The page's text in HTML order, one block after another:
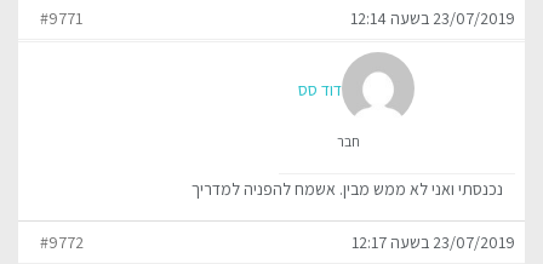
23/07/2019 בשעה 12:14 #9771
דוד סס
חבר
נכנסתי ואני לא ממש מבין. אשמח להפניה למדריך
23/07/2019 בשעה 12:17 #9772